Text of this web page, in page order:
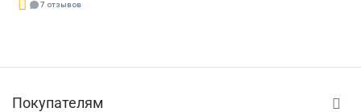
7 отзывов
Покупателям